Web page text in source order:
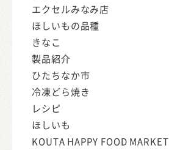
エクセルみなみ店
ほしいもの品種
きなこ
製品紹介
ひたちなか市
冷凍どら焼き
レシピ
ほしいも
KOUTA HAPPY FOOD MARKET